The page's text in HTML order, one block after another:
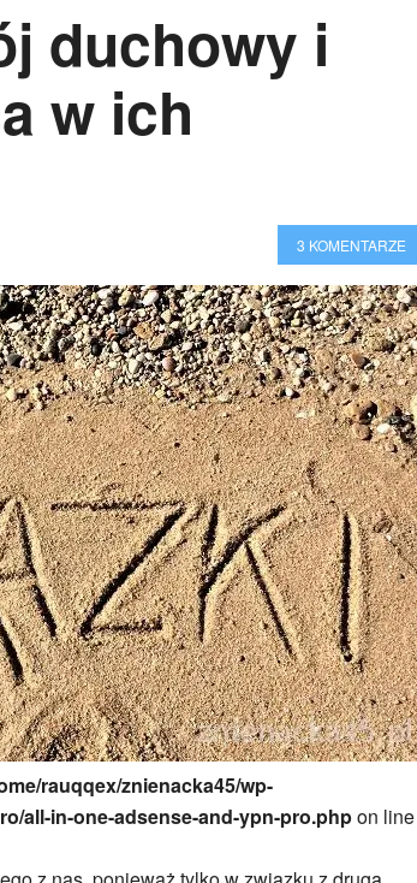
duchowy i
w ich
3 KOMENTARZE
rauqqex/znienacka45/wp-
all-in-one-adsense-and-ypn-pro.phpon line